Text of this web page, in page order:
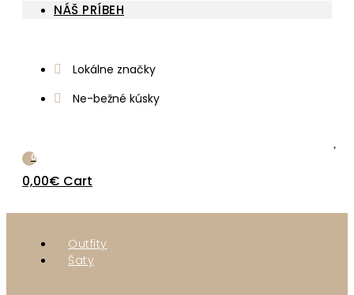
NÁŠ PRÍBEH
Lokálne značky
Ne-bežné kúsky
0
0,00€ Cart
Outfity
Šaty